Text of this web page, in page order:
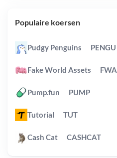
Populaire koersen
Pudgy Penguins PENGU
Fake World Assets FWA
Pump.fun PUMP
Tutorial TUT
Cash Cat CASHCAT